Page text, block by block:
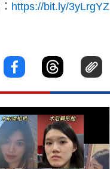
https://bit.ly/3yLrgYZ